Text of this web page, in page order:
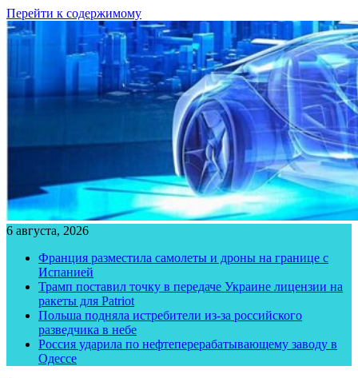
Перейти к содержимому
6 августа, 2026
Франция разместила самолеты и дроны на границе с
Испанией
Трамп поставил точку в передаче Украине лицензии на
ракеты для Patriot
Польша подняла истребители из-за российского
разведчика в небе
Россия ударила по нефтеперерабатывающему заводу в
Одессе